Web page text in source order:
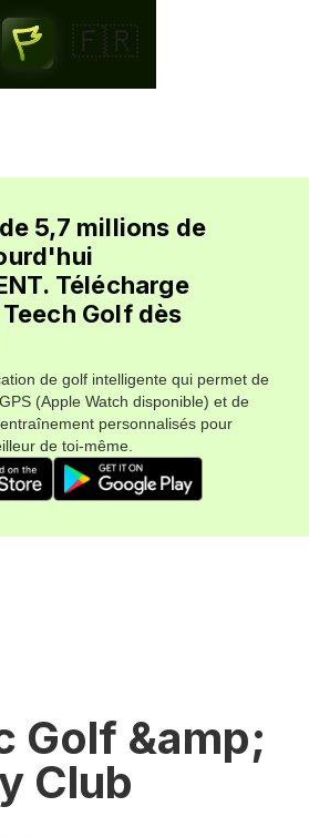
🇫🇷
5,7 millions de
Télécharge
Golf dès
de golf intelligente qui permet de
(Apple Watch disponible) et de
personnalisés pour
de toi-même.
Golf &amp;
Club